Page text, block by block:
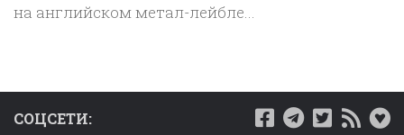
на английском метал-лейбле...
СОЦСЕТИ: